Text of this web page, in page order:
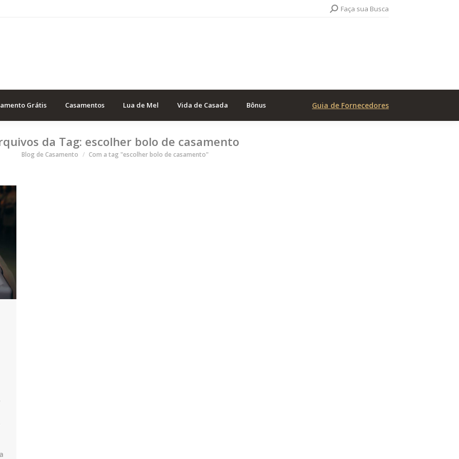
Search:Faça sua Busca
Grátis Casamentos Lua de Mel Vida de Casada Bônus Guia de Fornecedores
da Tag: escolher bolo de casamento
Você está aqui
Blog de Casamento Com a tag "escolher bolo de casamento"